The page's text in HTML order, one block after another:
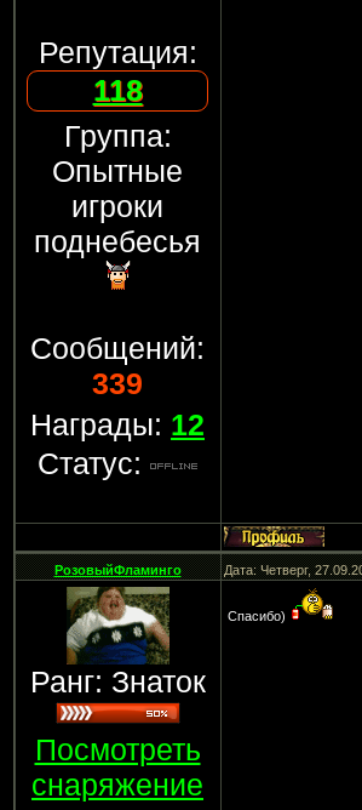
Репутация:
118
Группа:
Опытные
игроки
поднебесья
Сообщений:
339
Награды: 12
Статус:
РозовыйФламинго Дата: Четверг,
Ранг: Знаток
Посмотреть
снаряжение
Спасибо)